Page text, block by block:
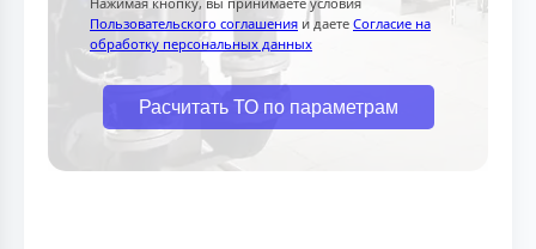
Пользовательского соглашения и даете Согласие на
обработку персональных данных
Расчитать ТО по параметрам